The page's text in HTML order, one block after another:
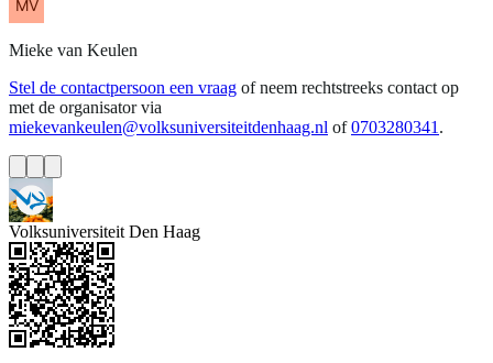
Mieke van Keulen
Stel de contactpersoon een vraag of neem rechtstreeks contact op
met de organisator via
miekevankeulen@volksuniversiteitdenhaag.nl of 0703280341 .
Volksuniversiteit Den Haag